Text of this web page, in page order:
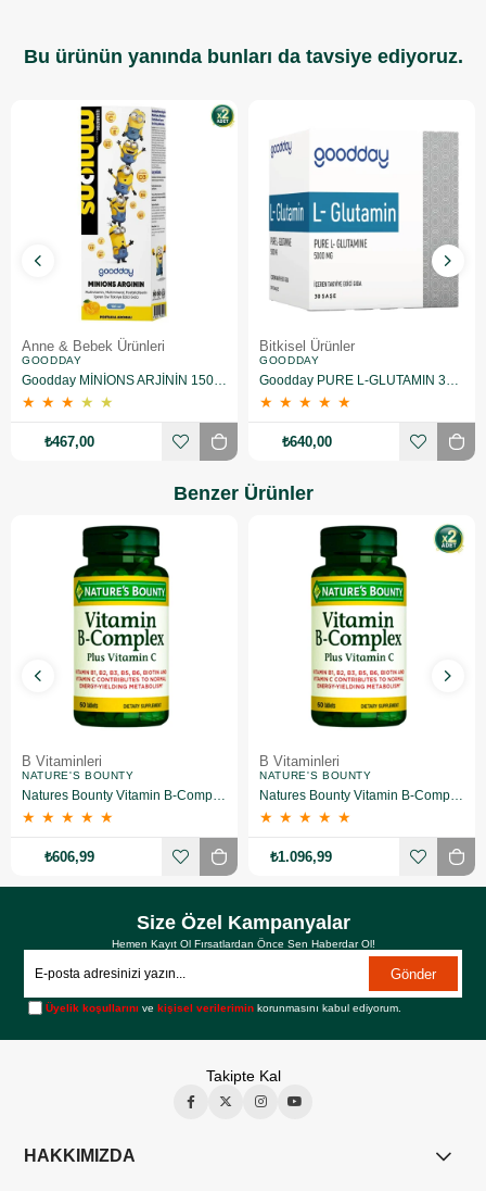
Bu ürünün yanında bunları da tavsiye ediyoruz.
Anne & Bebek Ürünleri
GOODDAY
Goodday MİNİONS ARJİNİN 150 ML 2 Adet
★ ★ ★ ★ ★
₺467,00
Bitkisel Ürünler
GOODDAY
Goodday PURE L-GLUTAMIN 30 SAŞE
★ ★ ★ ★ ★
₺640,00
Benzer Ürünler
B Vitaminleri
NATURE'S BOUNTY
Natures Bounty Vitamin B-Complex Plus Takviye Edici Gıda 60 Tablet
★ ★ ★ ★ ★
₺606,99
B Vitaminleri
NATURE'S BOUNTY
Natures Bounty Vitamin B-Complex Plus Takviye Edici Gıda 60 Tablet 2 Adet
★ ★ ★ ★ ★
₺1.096,99
Size Özel Kampanyalar
Hemen Kayıt Ol Fırsatlardan Önce Sen Haberdar Ol!
Gönder
Üyelik koşullarını vekişisel verilerimin korunmasını kabul ediyorum.
Takipte Kal
HAKKIMIZDA